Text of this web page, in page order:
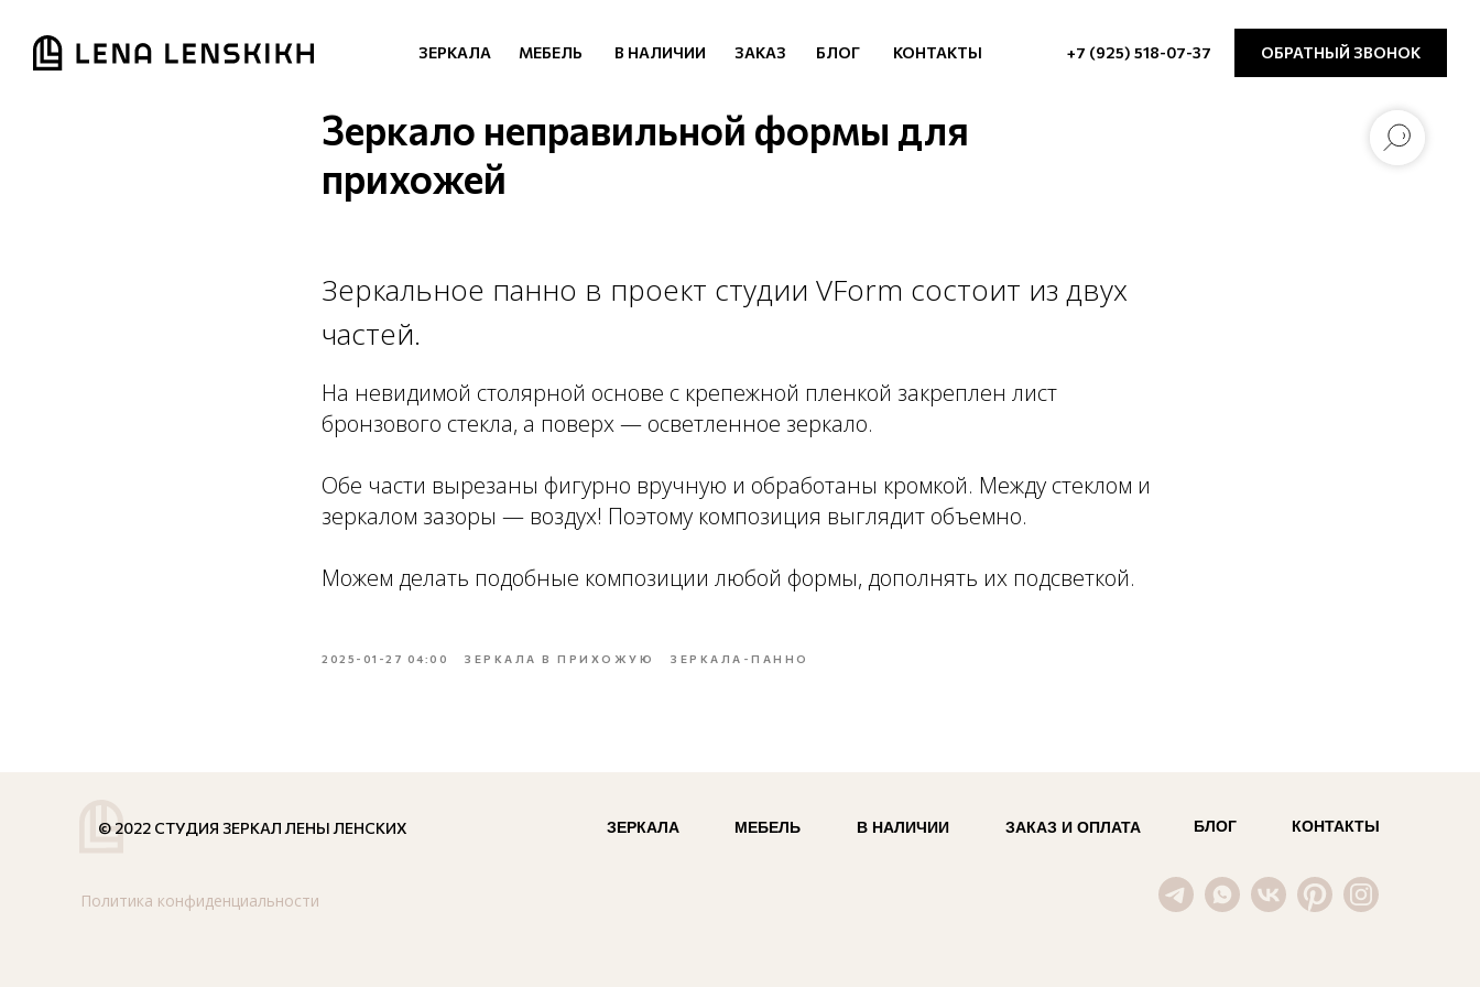
ОБРАТНЫЙ ЗВОНОК
+7 (925) 518-07-37
ЗЕРКАЛА МЕБЕЛЬ В НАЛИЧИИ БЛОГ КОНТАКТЫ
ЗАКАЗ
Зеркало неправильной формы для
прихожей
Зеркальное панно в проект студии VForm состоит из двух
частей.
На невидимой столярной основе с крепежной пленкой закреплен лист
бронзового стекла, а поверх — осветленное зеркало.
Обе части вырезаны фигурно вручную и обработаны кромкой. Между стеклом и
зеркалом зазоры — воздух! Поэтому композиция выглядит объемно.
Можем делать подобные композиции любой формы, дополнять их подсветкой.
2025-01-27 04:00 ЗЕРКАЛА В ПРИХОЖУЮ ЗЕРКАЛА-ПАННО
© 2022 СТУДИЯ ЗЕРКАЛ ЛЕНЫ ЛЕНСКИХ
Политика конфиденциальности
ЗЕРКАЛА В НАЛИЧИИ
МЕБЕЛЬ БЛОГ КОНТАКТЫ
ЗАКАЗ И ОПЛАТА